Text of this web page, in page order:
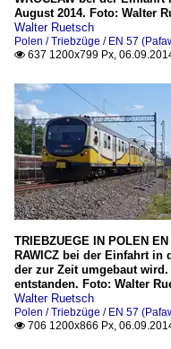
August 2014. Foto: Walter
Walter Ruetsch
Polen / Triebzüge / EN 57
 637 1200x799 Px,
TRIEBZUEGE IN POLEN
RAWICZ bei der Einfahrt in
der zur Zeit umgebaut
entstanden. Foto: Walter
Walter Ruetsch
Polen / Triebzüge / EN 57
 706 1200x866 Px,